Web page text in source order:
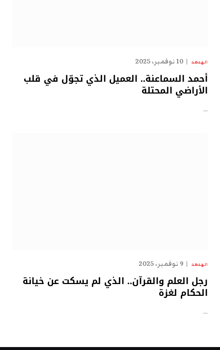
الهدهد 10 نوفمبر، 2025
أحمد السماعنة.. العميل الذي تجوّل في قلب
الأراضي المحتلة
…
الهدهد 9 نوفمبر، 2025
رجل العلم والقرآن.. الذي لم يسكت عن خيانة
الحكام لغزة
…